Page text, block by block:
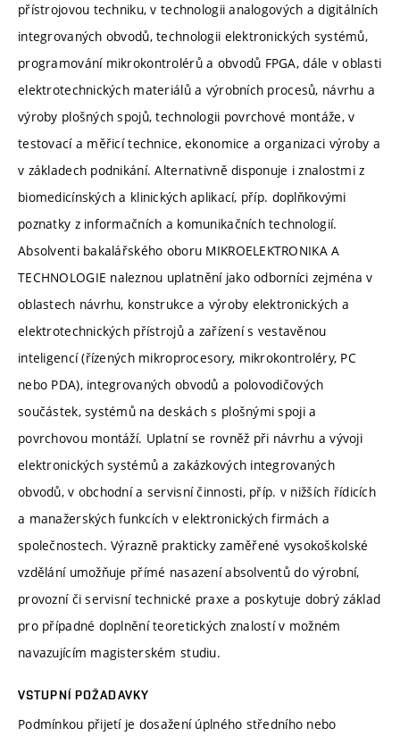
přístrojovou techniku, v technologii analogových a digitálních
integrovaných obvodů, technologii elektronických systémů,
programování mikrokontrolérů a obvodů FPGA, dále v oblasti
elektrotechnických materiálů a výrobních procesů, návrhu a
výroby plošných spojů, technologii povrchové montáže, v
testovací a měřicí technice, ekonomice a organizaci výroby a
v základech podnikání. Alternativně disponuje i znalostmi z
biomedicínských a klinických aplikací, příp. doplňkovými
poznatky z informačních a komunikačních technologií.
Absolventi bakalářského oboru MIKROELEKTRONIKA A
TECHNOLOGIE naleznou uplatnění jako odborníci zejména v
oblastech návrhu, konstrukce a výroby elektronických a
elektrotechnických přístrojů a zařízení s vestavěnou
inteligencí (řízených mikroprocesory, mikrokontroléry, PC
nebo PDA), integrovaných obvodů a polovodičových
součástek, systémů na deskách s plošnými spoji a
povrchovou montáží. Uplatní se rovněž při návrhu a vývoji
elektronických systémů a zakázkových integrovaných
obvodů, v obchodní a servisní činnosti, příp. v nižších řídicích
a manažerských funkcích v elektronických firmách a
společnostech. Výrazně prakticky zaměřené vysokoškolské
vzdělání umožňuje přímé nasazení absolventů do výrobní,
provozní či servisní technické praxe a poskytuje dobrý základ
pro případné doplnění teoretických znalostí v možném
navazujícím magisterském studiu.
VSTUPNÍ POŽADAVKY
Podmínkou přijetí je dosažení úplného středního nebo